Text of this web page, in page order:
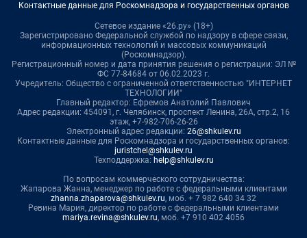
Контактные данные для Роскомнадзора и государственных органов
Сетевое издание «26.ру» (18+)
Зарегистрировано Федеральной службой по надзору в сфере связи,
информационных технологий и массовых коммуникаций
(Роскомнадзор).
Регистрационный номер и дата принятия решения о регистрации: ЭЛ №
ФС 77-84684 от 06.02.2023 г.
Учредитель: Общество с ограниченной ответственностью "ИНТЕРНЕТ
ТЕХНОЛОГИИ"
Главный редактор: Ефремов Анатолий Павлович
Адрес редакции: 454091, г. Челябинск, проспект Ленина, 26А, стр.2, 16
этаж, +7-982-706-26-26
Электронный адрес редакции: 26@shkulev.ru
Контактные данные для Роскомнадзора и государственных органов:
juristchel@shkulev.ru
Техподдержка: help@shkulev.ru
По вопросам коммерческого сотрудничества:
Жапарова Жанна, менеджер по работе с федеральными клиентами
zhanna.zhaparova@shkulev.ru, моб. + 7 982 640 34 32
Ревина Мария, директор по работе с федеральными клиентами
mariya.revina@shkulev.ru, моб. +7 910 402 4056